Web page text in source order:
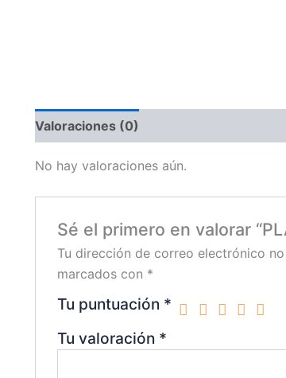
Valoraciones (0)
No hay valoraciones aún.
Sé el primero en valorar
Tu dirección de correo electrónico
marcados con *
Tu puntuación *
Tu valoración *